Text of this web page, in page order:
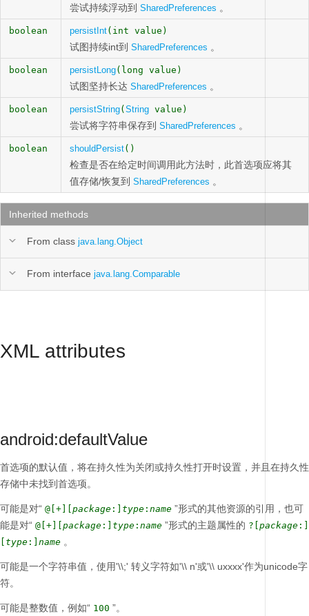
尝试持续浮动到 SharedPreferences 。
boolean persistInt(int value)
试图持续int到 SharedPreferences 。
boolean persistLong(long value)
试图坚持长达 SharedPreferences 。
boolean persistString( String value)
尝试将字符串保存到 SharedPreferences 。
boolean shouldPersist()
检查是否在给定时间调用此方法时，此首选项应将其
值存储/恢复到 SharedPreferences 。
Inherited methods
From class java.lang.Object
From interface java.lang.Comparable
XML attributes
android:defaultValue
首选项的默认值，将在持久性为关闭或持久性打开时设置，并且在持久性
存储中未找到首选项。
可能是对“ @[+][ package :] type : name ”形式的其他资源的引用，也可
能是对“ @[+][ package :] type : name ”形式的主题属性的 ?[ package :]
type :] name 。
可能是一个字符串值，使用'\\;' 转义字符如'\\ n'或'\\ uxxxx'作为unicode字
符。
可能是整数值，例如“ 100 ”。